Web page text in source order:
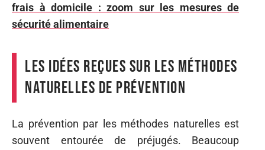
frais à domicile : zoom sur les mesures de
sécurité alimentaire
Les idées reçues sur les méthodes
naturelles de prévention
La prévention par les méthodes naturelles est
souvent entourée de préjugés. Beaucoup